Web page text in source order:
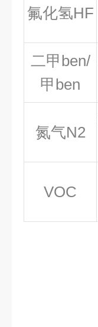
氟化氢HF
二甲ben/
甲ben
氮气N2
VOC